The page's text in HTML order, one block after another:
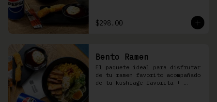
$298.00
Bento Ramen
El paquete ideal para disfrutar
de tu ramen favorito acompañado
de tu kushiage favorita +